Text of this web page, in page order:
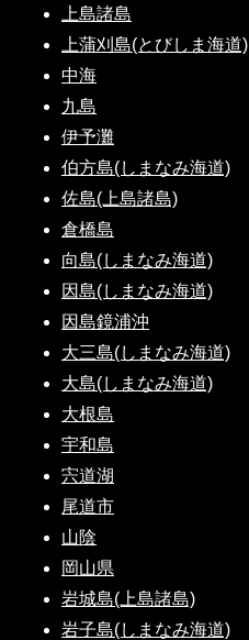
上島諸島
上蒲刈島(とびしま海道)
中海
九島
伊予灘
伯方島(しまなみ海道)
佐島(上島諸島)
倉橋島
向島(しまなみ海道)
因島(しまなみ海道)
因島鏡浦沖
大三島(しまなみ海道)
大島(しまなみ海道)
大根島
宇和島
宍道湖
尾道市
山陰
岡山県
岩城島(上島諸島)
岩子島(しまなみ海道)